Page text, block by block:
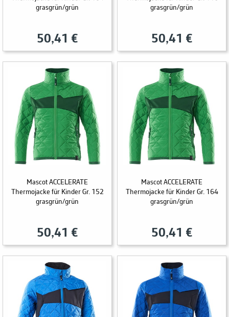
grasgrün/grün
50,41 €
grasgrün/grün
50,41 €
Mascot ACCELERATE
Thermojacke für Kinder Gr. 152
grasgrün/grün
50,41 €
Mascot ACCELERATE
Thermojacke für Kinder Gr. 164
grasgrün/grün
50,41 €